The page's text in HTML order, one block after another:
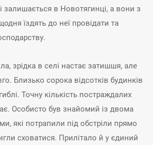
в Новотягинці, а вони з
їздять до неї провідати та
зрідка в селі настає затишшя, але
Близько сорока відсотків будинків
Точну кількість постраждалих
Особисто був знайомий із двома
які потрапили під обстріли прямо
сховатися. Прилітало й у єдиний